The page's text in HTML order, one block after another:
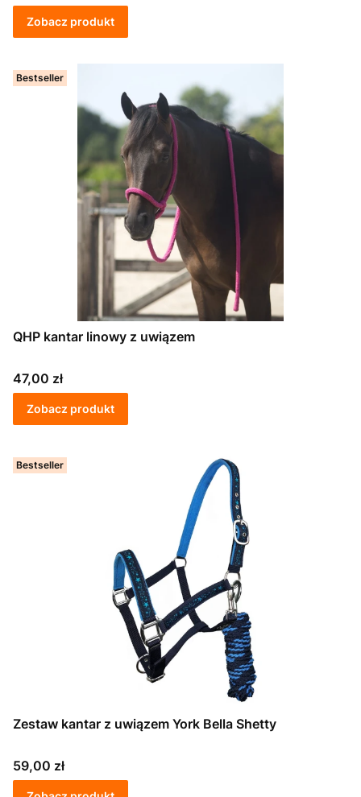
Zobacz produkt
Bestseller
QHP kantar linowy z uwiązem
Cena
47,00 zł
Zobacz produkt
Bestseller
Zestaw kantar z uwiązem York Bella Shetty
Cena
59,00 zł